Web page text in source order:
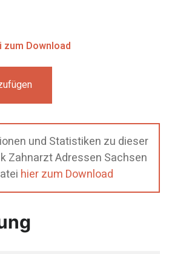
Download
und Statistiken zu dieser
Zahnarzt Adressen Sachsen
hier zum Download